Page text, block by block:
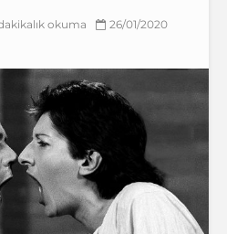
okuma 26/01/2020